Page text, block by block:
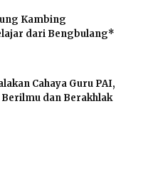
Kambing
dari Bengbulang*
Cahaya Guru PAI,
dan Berakhlak